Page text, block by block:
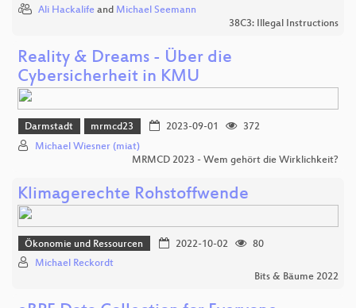
Ali Hackalife and Michael Seemann
38C3: Illegal Instructions
Reality & Dreams - Über die
Cybersicherheit in KMU
Darmstadt mrmcd23 2023-09-01
372
Michael Wiesner (miat)
MRMCD 2023 - Wem gehört die Wirklichkeit?
Klimagerechte Rohstoffwende
Ökonomie und Ressourcen 2022-10-02
80
Michael Reckordt
Bits & Bäume 2022